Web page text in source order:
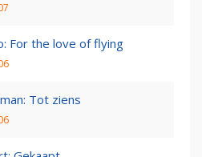
For the love of flying
Tot ziens